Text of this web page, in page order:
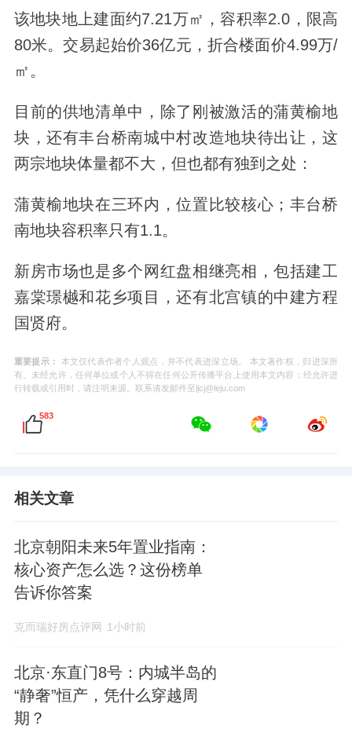
该地块地上建面约7.21万㎡，容积率2.0，限高
80米。交易起始价36亿元，折合楼面价4.99万/
㎡。
目前的供地清单中，除了刚被激活的蒲黄榆地
块，还有丰台桥南城中村改造地块待出让，这
两宗地块体量都不大，但也都有独到之处：
蒲黄榆地块在三环内，位置比较核心；丰台桥
南地块容积率只有1.1。
新房市场也是多个网红盘相继亮相，包括建工
嘉棠璟樾和花乡项目，还有北宫镇的中建方程
国贤府。
重要提示：
本文仅代表作者个人观点，并不代表进深立场。 本文著作权，归进深所
有。未经允许，任何单位或个人不得在任何公开传播平台上使用本文内容；经允许进
行转载或引用时，请注明来源。联系请发邮件至ljcj@leju.com
583
相关文章
北京朝阳未来5年置业指南：
核心资产怎么选？这份榜单
告诉你答案
克而瑞好房点评网 1小时前
北京·东直门8号：内城半岛的
“静奢”恒产，凭什么穿越周
期？